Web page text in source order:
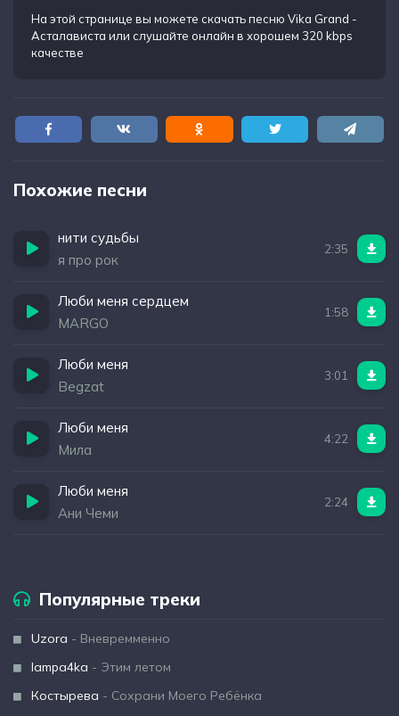
На этой странице вы можете скачать песню Vika Grand -
Асталависта или слушайте онлайн в хорошем 320 kbps
качестве
Похожие песни
нити судьбы
я про рок
2:35
Люби меня сердцем
MARGO
1:58
Люби меня
Begzat
3:01
Люби меня
Мила
4:22
Люби меня
Ани Чеми
2:24
Популярные треки
Uzora - Вневремменно
lampa4ka - Этим летом
Костырева - Сохрани Моего Ребёнка